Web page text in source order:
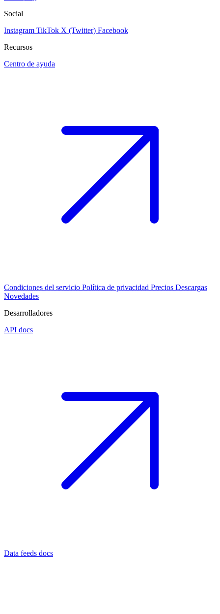
Social
Instagram TikTok X (Twitter) Facebook
Recursos
Centro de ayuda
Condiciones del servicio Política de privacidad Precios Descargas
Novedades
Desarrolladores
API docs
Data feeds docs